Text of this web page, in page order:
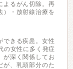
よるがん切除。再
）・放射線治療を
できる疾患。女性
の女性に多く発症
が深く関係してお
が、乳頭部分のた